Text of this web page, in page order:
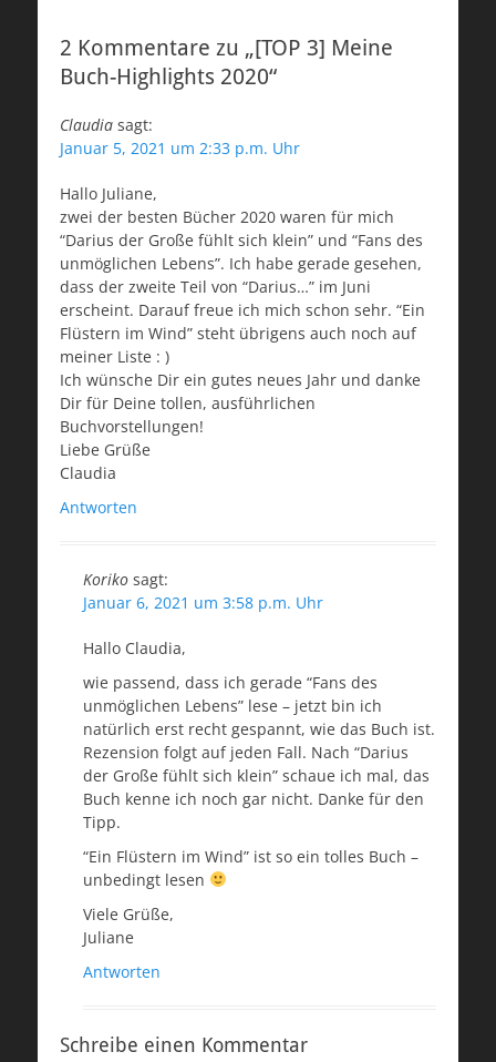
2 Kommentare zu „[TOP 3] Meine
Buch-Highlights 2020“
Claudia sagt:
Januar 5, 2021 um 2:33 p.m. Uhr
Hallo Juliane,
zwei der besten Bücher 2020 waren für mich
“Darius der Große fühlt sich klein” und “Fans des
unmöglichen Lebens”. Ich habe gerade gesehen,
dass der zweite Teil von “Darius…” im Juni
erscheint. Darauf freue ich mich schon sehr. “Ein
Flüstern im Wind” steht übrigens auch noch auf
meiner Liste : )
Ich wünsche Dir ein gutes neues Jahr und danke
Dir für Deine tollen, ausführlichen
Buchvorstellungen!
Liebe Grüße
Claudia
Antworten
Koriko sagt:
Januar 6, 2021 um 3:58 p.m. Uhr
Hallo Claudia,
wie passend, dass ich gerade “Fans des
unmöglichen Lebens” lese – jetzt bin ich
natürlich erst recht gespannt, wie das Buch ist.
Rezension folgt auf jeden Fall. Nach “Darius
der Große fühlt sich klein” schaue ich mal, das
Buch kenne ich noch gar nicht. Danke für den
Tipp.
“Ein Flüstern im Wind” ist so ein tolles Buch –
unbedingt lesen
Viele Grüße,
Juliane
Antworten
Schreibe einen Kommentar